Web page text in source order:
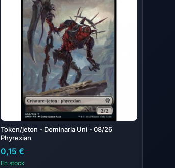
Token/jeton - Dominaria Uni - 08/26
Phyrexian
0,15 €
En stock